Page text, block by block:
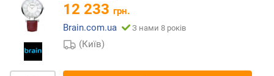
12 233 грн.
Brain.com.ua
З нами 8 років
(Київ)